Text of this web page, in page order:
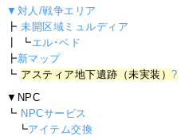
▼対人/戦争エリア
┣未開区域ミュルディア
┃ ┗エル･ベド
┣新マップ
┗ アスティア地下遺跡（未実装）?
▼NPC
┗ NPCサービス
┗アイテム交換